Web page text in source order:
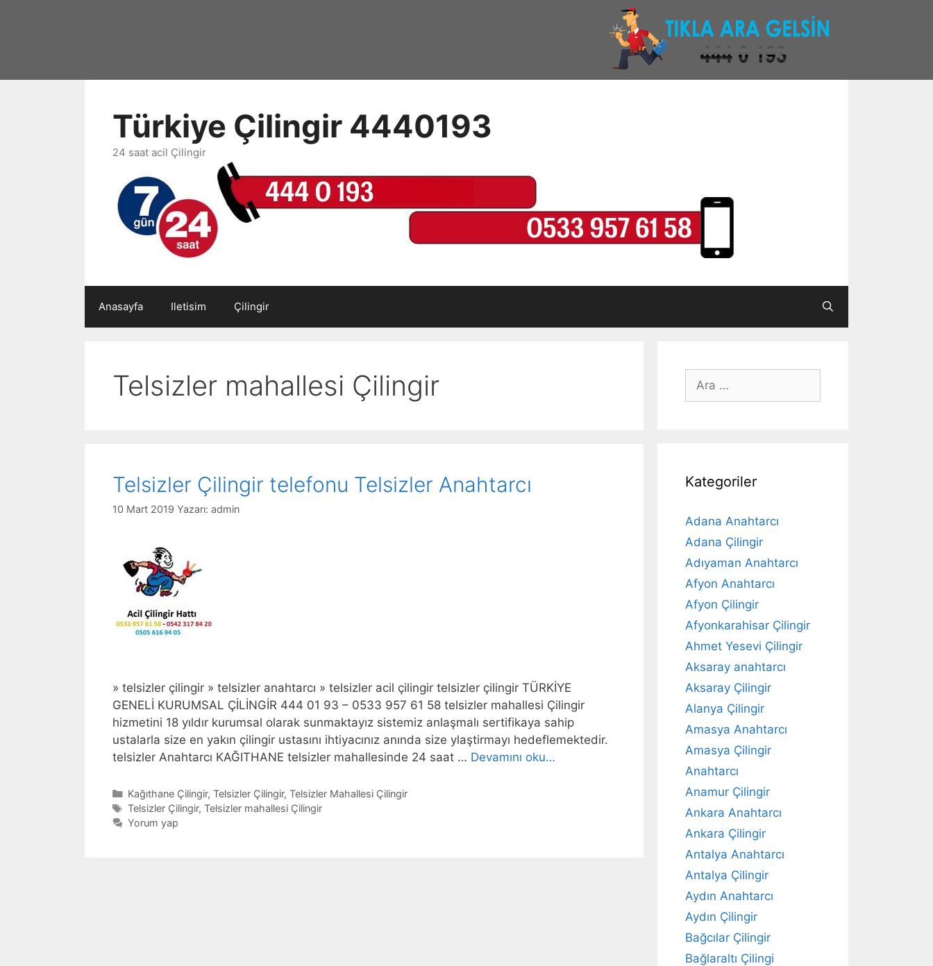
Türkiye Çilingir 4440193
24 saat acil Çilingir
Anasayfa Iletisim Çilingir
Telsizler mahallesi Çilingir
Telsizler Çilingir telefonu Telsizler Anahtarcı
10 Mart 2019 Yazarı: admin
» telsizler çilingir » telsizler anahtarcı » telsizler acil çilingir telsizler çilingir TÜRKİYE
GENELİ KURUMSAL ÇİLİNGİR 444 01 93 – 0533 957 61 58 telsizler mahallesi Çilingir
hizmetini 18 yıldır kurumsal olarak sunmaktayız sistemiz anlaşmalı sertifikaya sahip
ustalarla size en yakın çilingir ustasını ihtiyacınız anında size ylaştirmayı hedeflemektedir.
telsizler Anahtarcı KAĞITHANE telsizler mahallesinde 24 saat … Devamını oku…
Kategoriler
Kağıthane Çilingir, Telsizler Çilingir, Telsizler Mahallesi Çilingir
Etiketler
Telsizler Çilingir, Telsizler mahallesi Çilingir
Yorum yap
için
Kategoriler
Adana Anahtarcı
Adana Çilingir
Adıyaman Anahtarcı
Afyon Anahtarcı
Afyon Çilingir
Afyonkarahisar Çilingir
Ahmet Yesevi Çilingir
Aksaray anahtarcı
Aksaray Çilingir
Alanya Çilingir
Amasya Anahtarcı
Amasya Çilingir
Anahtarcı
Anamur Çilingir
Ankara Anahtarcı
Ankara Çilingir
Antalya Anahtarcı
Antalya Çilingir
Aydın Anahtarcı
Aydın Çilingir
Bağcılar Çilingir
Bağlaraltı Çilingi